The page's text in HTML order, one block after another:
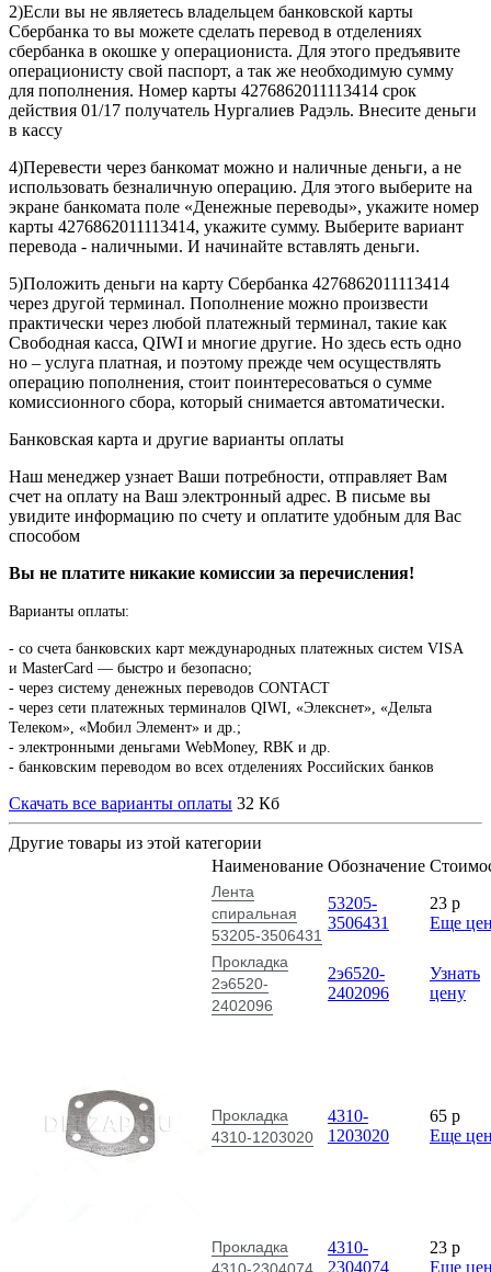
2)Если вы не являетесь владельцем банковской карты
Сбербанка то вы можете сделать перевод в отделениях
сбербанка в окошке у операциониста. Для этого предъявите
операционисту свой паспорт, а так же необходимую сумму
для пополнения. Номер карты 4276862011113414 срок
действия 01/17 получатель Нургалиев Радэль. Внесите деньги
в кассу
4)Перевести через банкомат можно и наличные деньги, а не
использовать безналичную операцию. Для этого выберите на
экране банкомата поле «Денежные переводы», укажите номер
карты 4276862011113414, укажите сумму. Выберите вариант
перевода - наличными. И начинайте вставлять деньги.
5)Положить деньги на карту Сбербанка 4276862011113414
через другой терминал. Пополнение можно произвести
практически через любой платежный терминал, такие как
Свободная касса, QIWI и многие другие. Но здесь есть одно
но – услуга платная, и поэтому прежде чем осуществлять
операцию пополнения, стоит поинтересоваться о сумме
комиссионного сбора, который снимается автоматически.
Банковская карта и другие варианты оплаты
Наш менеджер узнает Ваши потребности, отправляет Вам
счет на оплату на Ваш электронный адрес. В письме вы
увидите информацию по счету и оплатите удобным для Вас
способом
Вы не платите никакие комиссии за перечисления!
Варианты оплаты:
- со счета банковских карт международных платежных систем VISA
и MasterCard — быстро и безопасно;
- через систему денежных переводов CONTACT
- через сети платежных терминалов QIWI, «Элекснет», «Дельта
Телеком», «Мобил Элемент» и др.;
- электронными деньгами WebMoney, RBK и др.
- банковским переводом во всех отделениях Российских банков
Скачать все варианты оплаты 32 Кб
Другие товары из этой категории
Наименование Обозначение
Лента
спиральная
53205-3506431
53205-
3506431
23 p
Еще
Прокладка
2э6520-
2402096
2э6520-
2402096
Узнать
цену
Прокладка
4310-1203020
4310-
1203020
65 p
Еще
Прокладка
4310-2304074
4310-
2304074
23 p
Еще